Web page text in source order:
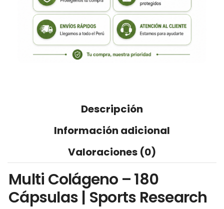
Descripción
Información adicional
Valoraciones (0)
Multi Colágeno – 180
Cápsulas | Sports Research